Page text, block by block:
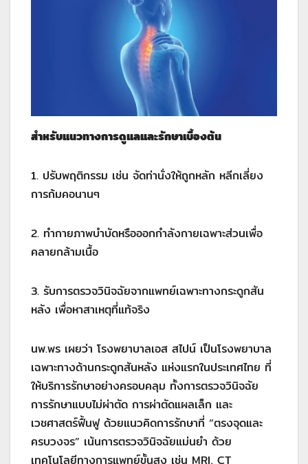
สำหรับแนวทางการดูแลและรักษาเบื้องต้น
1. ปรับพฤติกรรม เช่น จัดท่านั่งให้ถูกหลัก หลีกเลี่ยง
การก้มคอนานๆ
2. ทำกายภาพบำบัดหรือออกกำลังกายเฉพาะส่วนเพื่อ
คลายกล้ามเนื้อ
3. รับการตรวจวินิจฉัยจากแพทย์เฉพาะทางกระดูกสัน
หลัง เพื่อหาสาเหตุที่แท้จริง
นพ.พร เผยว่า โรงพยาบาลเอส สไปน์ เป็นโรงพยาบาล
เฉพาะทางด้านกระดูกสันหลัง แห่งแรกในประเทศไทย ที่
ให้บริการรักษาอย่างครอบคลุม ทั้งการตรวจวินิจฉัย
การรักษาแบบไม่ผ่าตัด การผ่าตัดแผลเล็ก และ
เวชศาสตร์ฟื้นฟู ด้วยแนวคิดการรักษาที่ “ตรงจุดและ
ครบวงจร” เน้นการตรวจวินิจฉัยแม่นยำ ด้วย
เทคโนโลยีทางการแพทย์ขั้นสูง เช่น MRI, CT